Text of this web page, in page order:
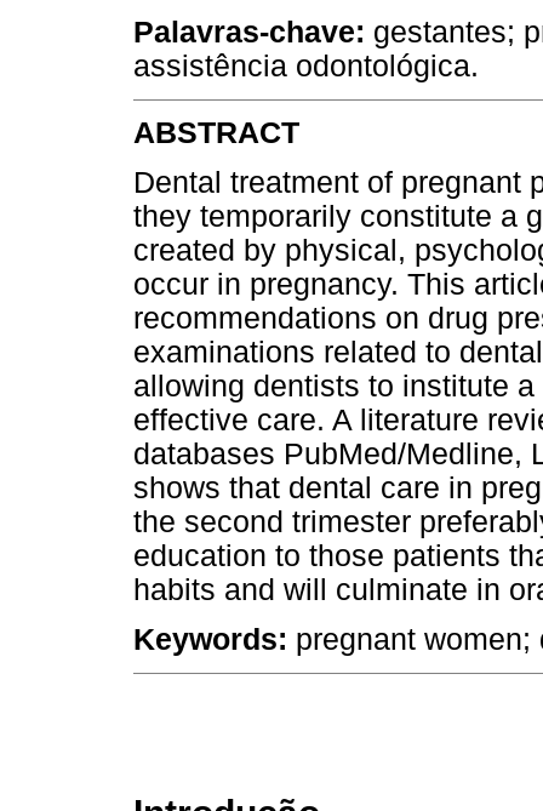
Palavras-chave: gestantes;
assistência odontológica.
ABSTRACT
Dental treatment of pregnant
they temporarily constitute a
created by physical,
occur in pregnancy. This
recommendations on drug
examinations related to
allowing dentists to institute
effective care. A literature
databases PubMed/Medline,
shows that dental care in
the second trimester
education to those patients
habits and will culminate in
Keywords: pregnant